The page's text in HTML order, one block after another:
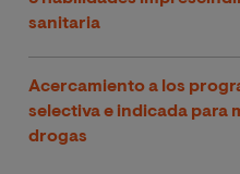
sanitaria
Acercamiento a los
selectiva e indicada para
drogas